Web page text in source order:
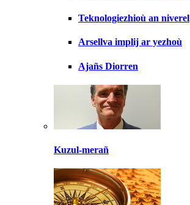
Teknologiezhioù an niverel
Arsellva implij ar yezhoù
Ajañs Diorren
Kuzul-merañ